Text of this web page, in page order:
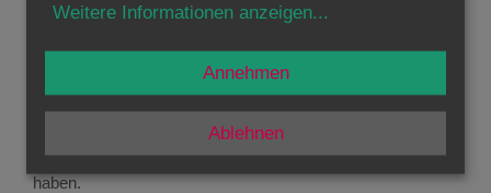
Die „goldene Regel“ ist also im Grunde ganz logisch.
krieg’ ich das nicht hin. Dazu brauch ich ein großes Vorbild,
einen starken Helfer. Dazu brauche ich ein weites Herz. So
weit wie Gottes Herz. Denn Er hält sich immer an die
ungut sind. Er ist barmherzig, wo wir hartherzig sind. Er
verurteilt nicht, wo wir schon längst den Stab gebrochen
haben.
Weitere Informationen anzeigen...
Ablehnen
Annehmen